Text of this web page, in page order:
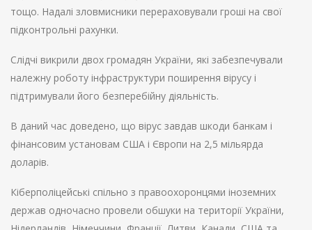
тощо. Надалі зловмисники перераховували гроші на свої
підконтрольні рахунки.
Слідчі викрили двох громадян України, які забезпечували
належну роботу інфраструктури поширення вірусу і
підтримували його безперебійну діяльність.
В даний час доведено, що вірус завдав шкоди банкам і
фінансовим установам США і Європи на 2,5 мільярда
доларів.
Кіберполіцейські спільно з правоохоронцями іноземних
держав одночасно провели обшуки на території України,